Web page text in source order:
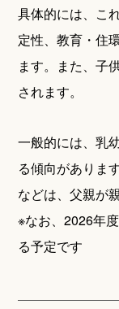
具体的には、こ
定性、教育・住
ます。また、子
されます。
一般的には、乳
る傾向がありま
などは、父親が
※なお、2026年
る予定です